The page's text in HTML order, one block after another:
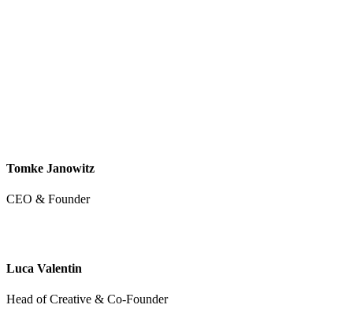
Tomke Janowitz
CEO & Founder
Luca Valentin
Head of Creative & Co-Founder